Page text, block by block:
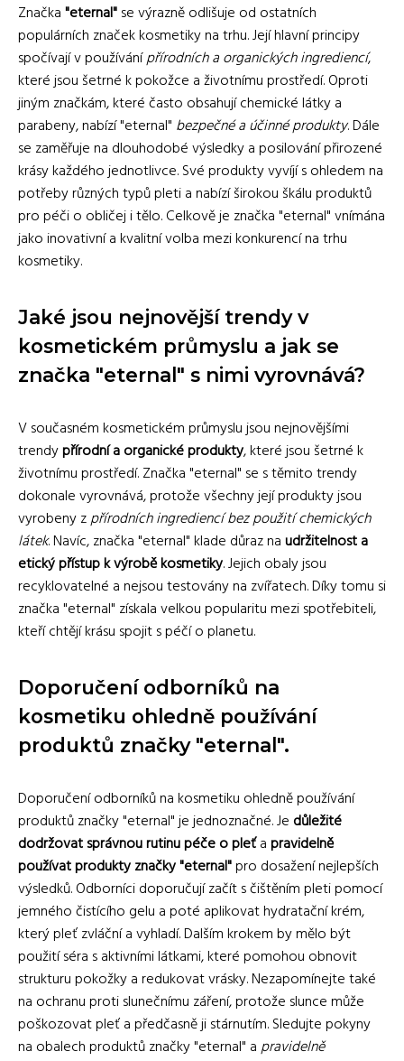
Značka"eternal"se výrazně odlišuje od ostatních
populárních značek kosmetiky na trhu. Její hlavní principy
spočívají v používánípřírodních a organických ingrediencí,
které jsou šetrné k pokožce a životnímu prostředí. Oproti
jiným značkám, které často obsahují chemické látky a
parabeny, nabízí "eternal" bezpečné a účinné produkty. Dále
se zaměřuje na dlouhodobé výsledky a posilování přirozené
krásy každého jednotlivce. Své produkty vyvíjí s ohledem na
potřeby různých typů pleti a nabízí širokou škálu produktů
pro péči o obličej i tělo. Celkově je značka "eternal" vnímána
jako inovativní a kvalitní volba mezi konkurencí na trhu
kosmetiky.
Jaké jsou nejnovější trendy v
kosmetickém průmyslu a jak se
značka "eternal" s nimi vyrovnává?
V současném kosmetickém průmyslu jsou nejnovějšími
trendypřírodní a organické produkty, které jsou šetrné k
životnímu prostředí. Značka "eternal" se s těmito trendy
dokonale vyrovnává, protože všechny její produkty jsou
vyrobeny zpřírodních ingrediencí bez použití chemických
látek. Navíc, značka "eternal" klade důraz naudržitelnost a
etický přístup k výrobě kosmetiky. Jejich obaly jsou
recyklovatelné a nejsou testovány na zvířatech. Díky tomu si
značka "eternal" získala velkou popularitu mezi spotřebiteli,
kteří chtějí krásu spojit s péčí o planetu.
Doporučení odborníků na
kosmetiku ohledně používání
produktů značky "eternal".
Doporučení odborníků na kosmetiku ohledně používání
produktů značky "eternal" je jednoznačné. Je důležité
dodržovat správnou rutinu péče o pleťapravidelně
používat produkty značky "eternal"pro dosažení nejlepších
výsledků. Odborníci doporučují začít s čištěním pleti pomocí
jemného čistícího gelu a poté aplikovat hydratační krém,
který pleť zvláční a vyhladí. Dalším krokem by mělo být
použití séra s aktivními látkami, které pomohou obnovit
strukturu pokožky a redukovat vrásky. Nezapomínejte také
na ochranu proti slunečnímu záření, protože slunce může
poškozovat pleť a předčasně ji stárnutím. Sledujte pokyny
na obalech produktů značky "eternal" apravidelně